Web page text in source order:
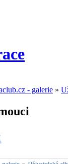
- galerie »